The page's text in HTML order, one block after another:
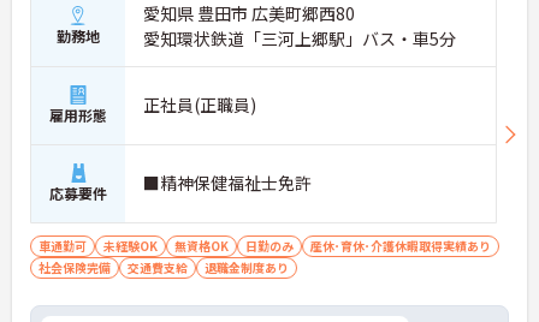
勤務地
愛知県 豊田市 広美町郷西80
愛知環状鉄道「三河上郷駅」バス・車5分
雇用形態 正社員(正職員)
応募要件 ■精神保健福祉士免許
車通勤可 未経験OK 無資格OK 日勤のみ
産休･育休･介護休暇取得実績あり
社会保険完備
交通費支給 退職金制度あり